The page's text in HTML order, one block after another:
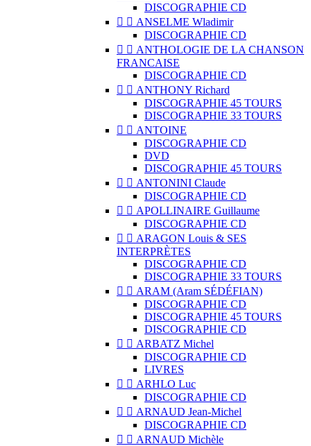
DISCOGRAPHIE CD
  ANSELME Wladimir
DISCOGRAPHIE CD
  ANTHOLOGIE DE LA CHANSON
FRANCAISE
DISCOGRAPHIE CD
  ANTHONY Richard
DISCOGRAPHIE 45 TOURS
DISCOGRAPHIE 33 TOURS
  ANTOINE
DISCOGRAPHIE CD
DVD
DISCOGRAPHIE 45 TOURS
  ANTONINI Claude
DISCOGRAPHIE CD
  APOLLINAIRE Guillaume
DISCOGRAPHIE CD
  ARAGON Louis & SES
INTERPRÈTES
DISCOGRAPHIE CD
DISCOGRAPHIE 33 TOURS
  ARAM (Aram SÉDÉFIAN)
DISCOGRAPHIE CD
DISCOGRAPHIE 45 TOURS
DISCOGRAPHIE CD
  ARBATZ Michel
DISCOGRAPHIE CD
LIVRES
  ARHLO Luc
DISCOGRAPHIE CD
  ARNAUD Jean-Michel
DISCOGRAPHIE CD
  ARNAUD Michèle